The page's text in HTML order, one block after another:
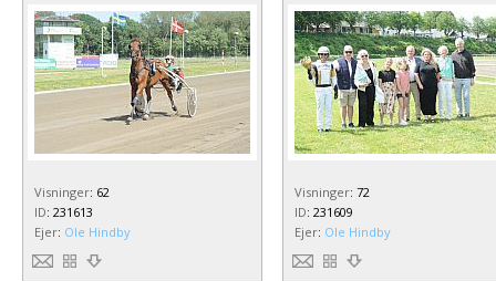
Visninger: 62
ID: 231613
Ejer: Ole Hindby
Visninger: 72
ID: 231609
Ejer: Ole Hindby